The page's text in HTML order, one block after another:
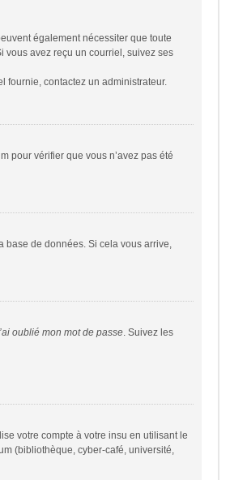
également nécessiter que toute
vous avez reçu un courriel, suivez ses
fournie, contactez un administrateur.
pour vérifier que vous n’avez pas été
base de données. Si cela vous arrive,
oublié mon mot de passe. Suivez les
votre compte à votre insu en utilisant le
(bibliothèque, cyber-café, université,